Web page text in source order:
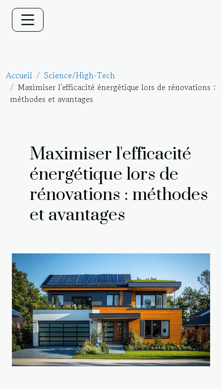
Accueil
Science/High-Tech
Maximiser l'efficacité énergétique lors de rénovations :
méthodes et avantages
Maximiser l'efficacité
énergétique lors de
rénovations : méthodes
et avantages